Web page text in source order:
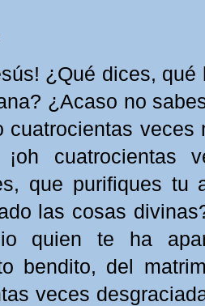
¿Qué dices,
¿Acaso no
cuatrocientas veces
¡oh cuatrocientas
que purifiques tu
las cosas
quien te ha
bendito, del
veces